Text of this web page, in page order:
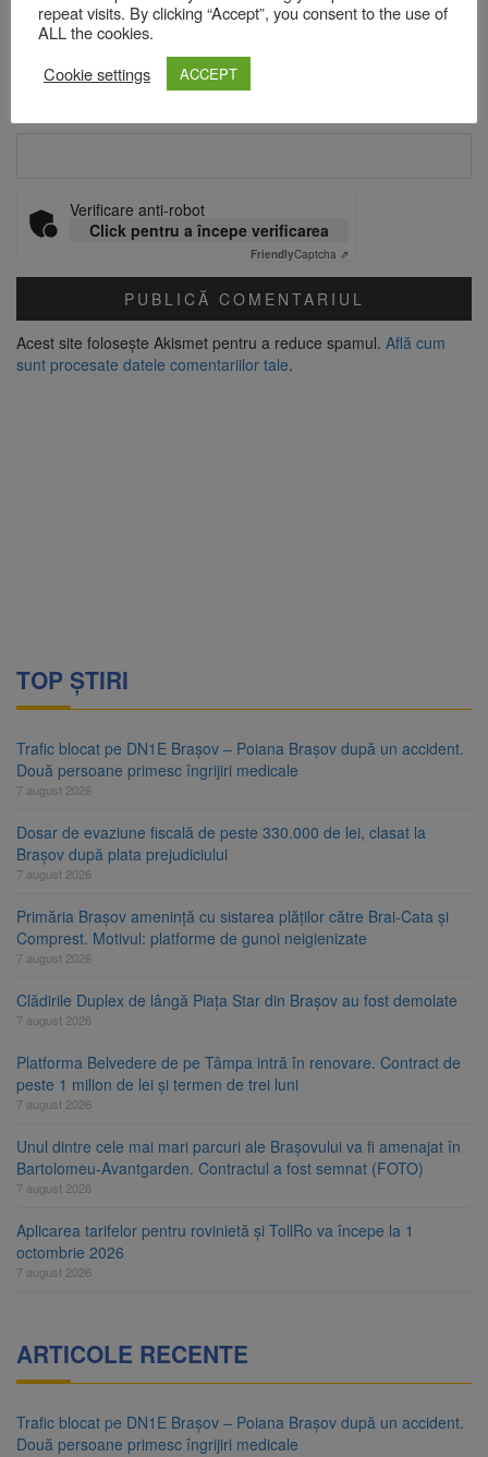
Email*
Verificare anti-robot
Click pentru a începe verificarea
FriendlyCaptcha ⇗
Acest site folosește Akismet pentru a reduce spamul. Află cum
sunt procesate datele comentariilor tale.
TOP ȘTIRI
Trafic blocat pe DN1E Brașov – Poiana Brașov după un accident.
Două persoane primesc îngrijiri medicale
7 august 2026
Dosar de evaziune fiscală de peste 330.000 de lei, clasat la
Brașov după plata prejudiciului
7 august 2026
Primăria Brașov amenință cu sistarea plăților către Brai-Cata și
Comprest. Motivul: platforme de gunoi neigienizate
7 august 2026
Clădirile Duplex de lângă Piața Star din Brașov au fost demolate
7 august 2026
Platforma Belvedere de pe Tâmpa intră în renovare. Contract de
peste 1 milion de lei și termen de trei luni
7 august 2026
Unul dintre cele mai mari parcuri ale Brașovului va fi amenajat în
Bartolomeu-Avantgarden. Contractul a fost semnat (FOTO)
7 august 2026
Aplicarea tarifelor pentru rovinietă și TollRo va începe la 1
octombrie 2026
7 august 2026
ARTICOLE RECENTE
Trafic blocat pe DN1E Brașov – Poiana Brașov după un accident.
Două persoane primesc îngrijiri medicale
repeat visits. By clicking “Accept”, you consent to the use of
ALL the cookies.
Cookie settings
ACCEPT